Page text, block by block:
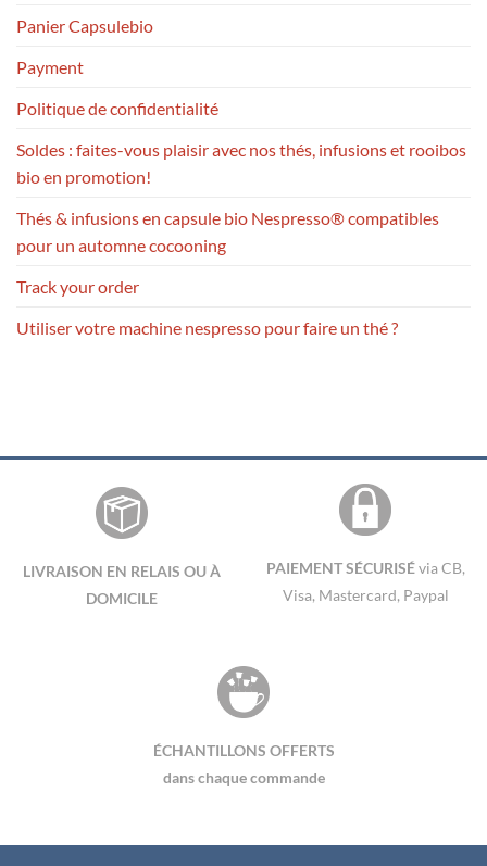
Panier Capsulebio
Payment
Politique de confidentialité
Soldes : faites-vous plaisir avec nos thés, infusions et rooibos
bio en promotion!
Thés & infusions en capsule bio Nespresso® compatibles
pour un automne cocooning
Track your order
Utiliser votre machine nespresso pour faire un thé ?
LIVRAISON EN RELAIS OU À
DOMICILE
PAIEMENT SÉCURISÉvia CB,
Visa, Mastercard, Paypal
ÉCHANTILLONS OFFERTS
dans chaque commande